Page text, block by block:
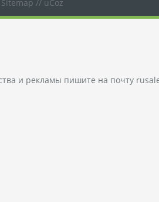
Sitemap // uCoz
и рекламы пишите на почту